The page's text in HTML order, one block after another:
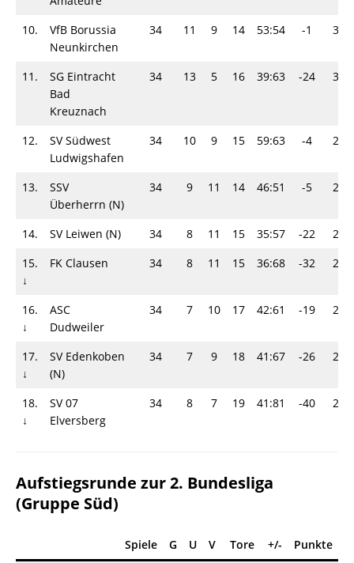
10.
VfB Borussia
Neunkirchen
34 11 9 14 53:54 -1 31-
11.
SG Eintracht
Bad
Kreuznach
34 13 5 16 39:63 -24 31-
12.
SV Südwest
Ludwigshafen
34 10 9 15 59:63 -4 29-
13.
SSV
Überherrn (N)
34 9 11 14 46:51 -5 29-
14. SV Leiwen (N) 34 8 11 15 35:57 -22
27-
15.
↓
FK Clausen 34 8 11 15 36:68 -32 27-
16.
↓
ASC
Dudweiler
34 7 10 17 42:61 -19 24-
17.
↓
SV Edenkoben
(N)
34 7 9 18 41:67 -26 23-
18.
↓
SV 07
Elversberg
34 8 7 19 41:81 -40 23-
Aufstiegsrunde zur 2. Bundesliga
(Gruppe Süd)
Spiele G U V Tore +/- Punkte